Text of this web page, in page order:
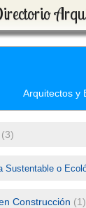
Arquitectos y
(3)
Sustentable o
Construcción (1)